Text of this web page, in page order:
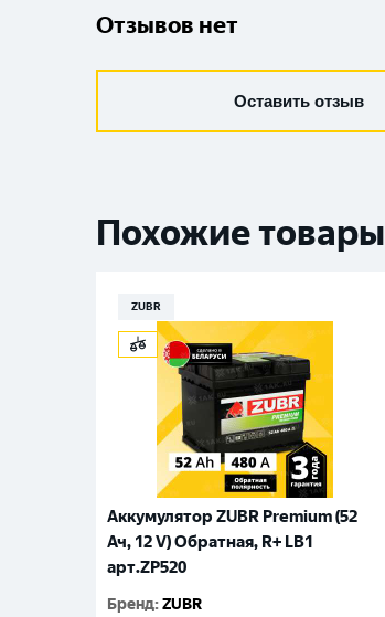
Отзывов нет
Оставить отзыв
Похожие товары
ZUBR
Аккумулятор ZUBR Premium (52
Ач, 12 V) Обратная, R+ LB1
арт.ZP520
Бренд:ZUBR